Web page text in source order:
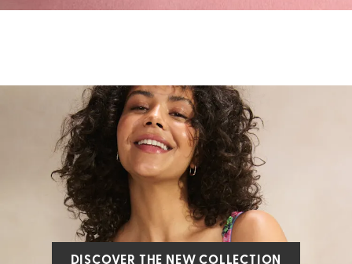
DISCOVER THE NEW COLLECTION